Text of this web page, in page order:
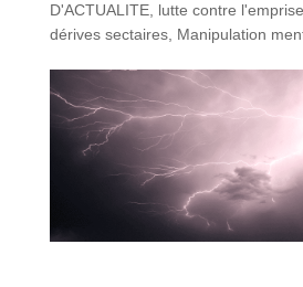
D'ACTUALITE, lutte contre
dérives sectaires, Manipulation